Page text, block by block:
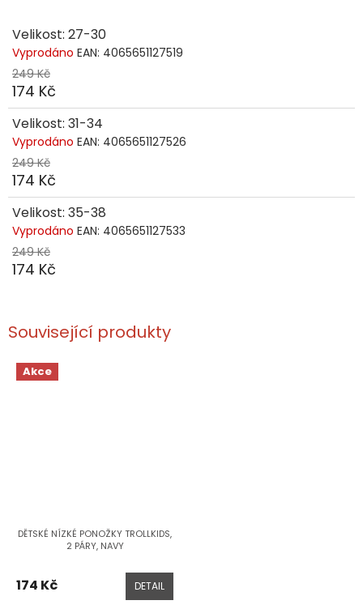
Velikost: 27-30
Vyprodáno EAN: 4065651127519
249 Kč
174 Kč
Velikost: 31-34
Vyprodáno EAN: 4065651127526
249 Kč
174 Kč
Velikost: 35-38
Vyprodáno EAN: 4065651127533
249 Kč
174 Kč
Související produkty
Akce
DĚTSKÉ NÍZKÉ PONOŽKY TROLLKIDS,
2 PÁRY, NAVY
174 Kč DETAIL